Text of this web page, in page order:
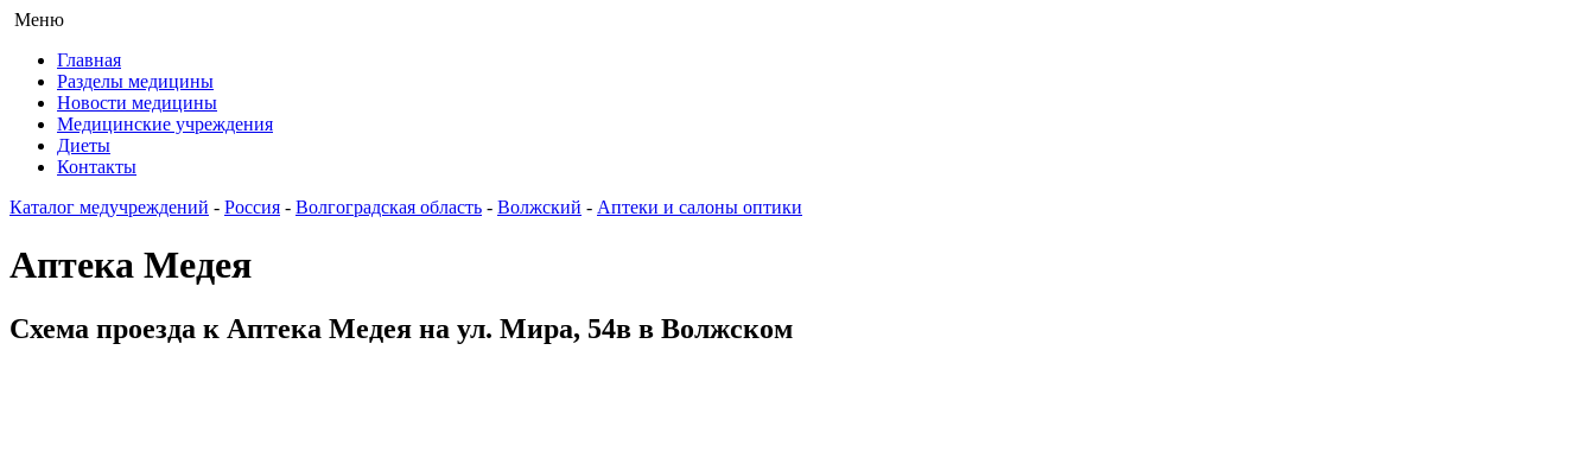
Меню
Главная
Разделы медицины
Новости медицины
Медицинские учреждения
Диеты
Контакты
Каталог медучреждений - Россия - Волгоградская область - Волжский - Аптеки и салоны оптики
Аптека Медея
Схема проезда к Аптека Медея на ул. Мира, 54в в Волжском